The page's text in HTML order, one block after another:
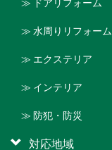
≫ ドアリフォーム
≫ 水周りリフォーム
≫ エクステリア
≫ インテリア
≫ 防犯・防災
対応地域